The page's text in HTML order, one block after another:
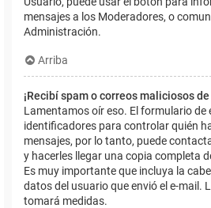
mensajes a los Moderadores, o
Administración.
Arriba
¡Recibí spam o correos maliciosos
Lamentamos oír eso. El formulario de
identificadores para controlar quién
mensajes, por lo tanto, puede
y hacerles llegar una copia completa
Es muy importante que incluya la
datos del usuario que envió el e-mail.
tomará medidas.